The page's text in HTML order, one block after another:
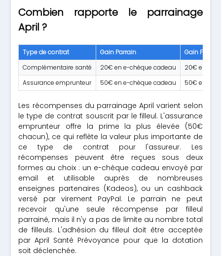
Combien rapporte le parrainage
April ?
Type de contrat Gain Parrain
Gain Filleul
Complémentaire santé
20€ en e-chèque cadeau
20€ en e-
Assurance emprunteur
50€ en e-chèque cadeau 50€ en e-
Les récompenses du parrainage April varient selon
le type de contrat souscrit par le filleul. L'assurance
emprunteur offre la prime la plus élevée (50€
chacun), ce qui reflète la valeur plus importante de
ce type de contrat pour l'assureur. Les
récompenses peuvent être reçues sous deux
formes au choix : un e-chèque cadeau envoyé par
email et utilisable auprès de nombreuses
enseignes partenaires (Kadeos), ou un cashback
versé par virement PayPal. Le parrain ne peut
recevoir qu'une seule récompense par filleul
parrainé, mais il n'y a pas de limite au nombre total
de filleuls. L'adhésion du filleul doit être acceptée
par April Santé Prévoyance pour que la dotation
soit déclenchée.